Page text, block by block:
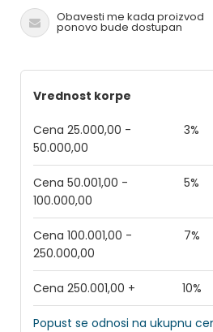
Obavesti me kada proizvod
ponovo bude dostupan
Vrednost korpe
Cena 25.000,00 -
50.000,00
3%
Cena 50.001,00 -
100.000,00
5%
Cena 100.001,00 -
250.000,00
7%
Cena 250.001,00 + 10%
Popust se odnosi na ukupnu